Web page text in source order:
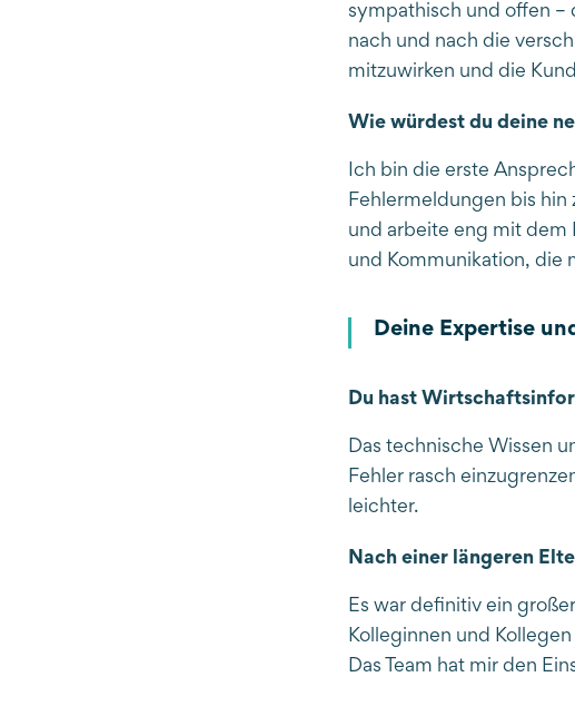
sympathisch und offen –
nach und nach die
mitzuwirken und die
Wie würdest du deine
Ich bin die erste
Fehlermeldungen bis hin
und arbeite eng mit dem
und Kommunikation, die
Deine Expertise
Du hast
Das technische Wissen
Fehler rasch
leichter.
Nach einer längeren
Es war definitiv ein
Kolleginnen und
Das Team hat mir den